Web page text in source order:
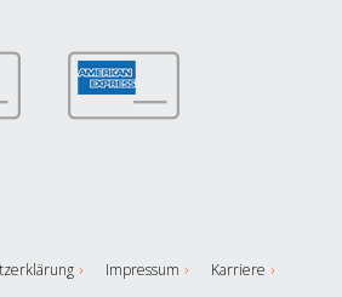
Impressum Karriere